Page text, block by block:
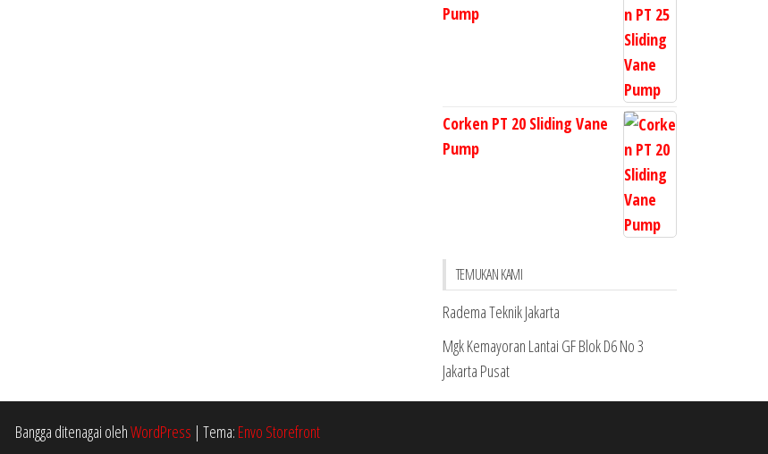
Pump
Corken PT 20 Sliding Vane
Pump
TEMUKAN KAMI
Radema Teknik Jakarta
Mgk Kemayoran Lantai GF Blok D6 No 3
Jakarta Pusat
Bangga ditenagai olehWordPress | Tema: Envo Storefront